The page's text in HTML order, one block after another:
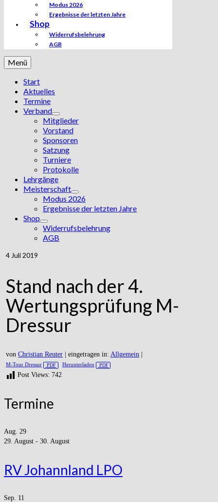
Modus 2026
Ergebnisse der letzten Jahre
Shop
Widerrufsbelehrung
AGB
Menü
Start
Aktuelles
Termine
Verband
Mitglieder
Vorstand
Sponsoren
Satzung
Turniere
Protokolle
Lehrgänge
Meisterschaft
Modus 2026
Ergebnisse der letzten Jahre
Shop
Widerrufsbelehrung
AGB
4 Juli 2019
Stand nach der 4.
Wertungsprüfung M-
Dressur
von Christian Reuter eingetragen in: Allgemein
M-Tour Dressur Herunterladen
Post Views: 742
Termine
Aug. 29
29. August - 30. August
RV Johannland LPO
Sep. 11